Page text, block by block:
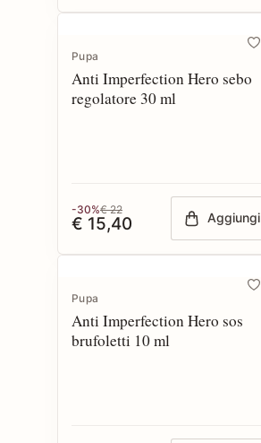
Pupa
Anti Imperfection Hero sebo
regolatore 30 ml
-30%€ 22
€ 15,40 Aggiungi
Pupa
Anti Imperfection Hero sos
brufoletti 10 ml